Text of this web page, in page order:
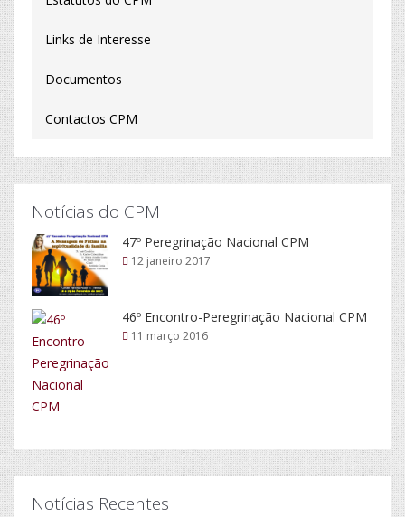
Links de Interesse
Documentos
Contactos CPM
Notícias do CPM
47º Peregrinação Nacional CPM
12 janeiro 2017
46º Encontro-Peregrinação Nacional CPM
11 março 2016
Notícias Recentes